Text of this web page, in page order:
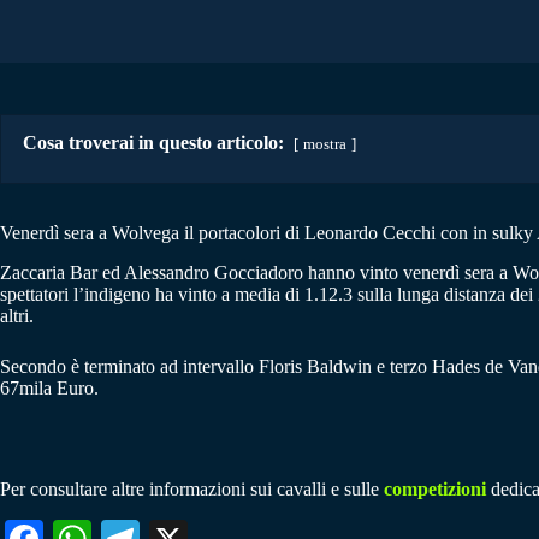
Cosa troverai in questo articolo: mostra
Venerdì sera a Wolvega il portacolori di Leonardo Cecchi con in
Zaccaria Bar ed Alessandro Gocciadoro hanno vinto venerdì sera a
spettatori l’indigeno ha vinto a media di 1.12.3 sulla lunga distanza
altri.
Secondo è terminato ad intervallo Floris Baldwin e terzo Hades de
67mila Euro.
Per consultare altre informazioni sui cavalli e sulle competizioni